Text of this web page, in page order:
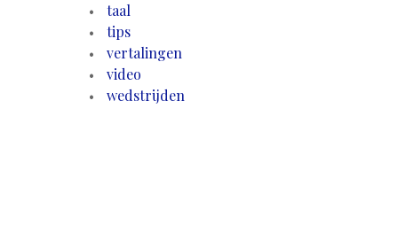
taal
tips
vertalingen
video
wedstrijden